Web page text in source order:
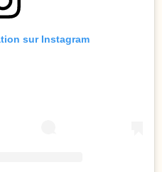
sur Instagram